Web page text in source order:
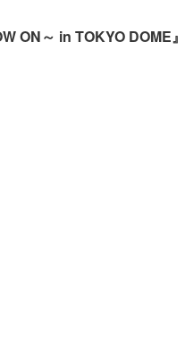
ON～ in TOKYO DOME』